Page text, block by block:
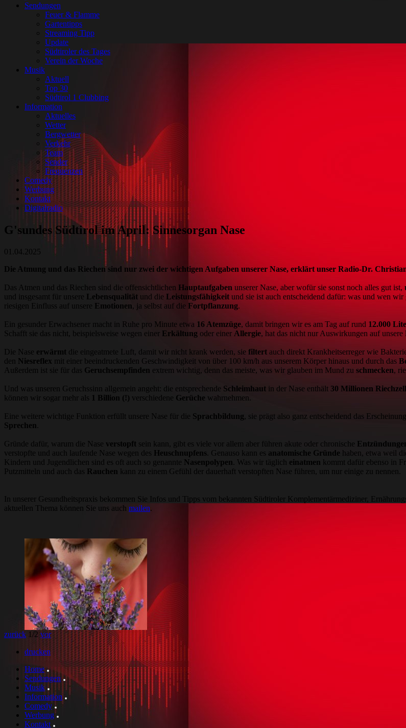
Sendungen
Feuer & Flamme
Gartentipps
Streaming Tipp
Update
Südtiroler des Tages
Verein der Woche
Musik
Aktuell
Top 30
Südtirol 1 Clubbing
Information
Aktuelles
Wetter
Bergwetter
Verkehr
Team
Sender
Frequenzen
Comedy
Werbung
Kontakt
Digitalradio
G'sundes Südtirol im April: Sinnesorgan Nase
01.04.2025
Die Atmung und das Riechen sind nur zwei der wichtigen Aufgaben unserer Nase, erklärt unser Radio-Dr.
Das Atmen und das Riechen sind die offensichtlichen Hauptaufgaben unserer Nase, aber wofür sie sonst noch alles gut ist,
und insgesamt für unsere Lebensqualität und die Leistungsfähigkeit und sie ist auch entscheidend dafür: was und wen wir
riesigen Einfluss auf unsere Emotionen, ja selbst auf die Fortpflanzung.
Ein gesunder Erwachsener macht in Ruhe pro Minute etwa 16 Atemzüge, damit bringen wir es am Tag auf rund 12.000
Schafft sie das nicht, beispielsweise wegen einer Erkältung oder einer Allergie, hat das nicht nur Auswirkungen auf unsere
Die Nase erwärmt die eingeatmete Luft, damit wir nicht krank werden, sie filtert auch direkt Krankheitserreger wie
den Niesreflex mit einer beeindruckenden Geschwindigkeit von über 100 km/h aus unserem Körper hinaus und durch das
Außerdem ist sie für das Geruchsempfinden extrem wichtig, denn das meiste, was wir glauben im Mund zu schmecken,
Und was unseren Geruchssinn allgemein angeht: die entsprechende Schleimhaut in der Nase enthält 30 Millionen
können wir sogar mehr als 1 Billion (!) verschiedene Gerüche wahrnehmen.
Eine weitere wichtige Funktion erfüllt unsere Nase für die Sprachbildung, sie prägt also ganz entscheidend das
Sprechen
Gründe dafür, warum die Nase verstopft sein kann, gibt es viele vor allem aber führen akute oder chronische
verstopfte und auch laufende Nase wegen des Heuschnupfens . Genauso kann es anatomische Gründe haben, etwa weil
Kindern und Jugendlichen sind es oft auch so genannte Nasenpolypen . Was wir täglich einatmen kommt dafür ebenso in
Putzmitteln und auch das Rauchen kann zu einem Gefühl der dauerhaft verstopften Nase führen, um nur einige zu nennen.
In unserer Gesundheitspraxis bekommen Sie Infos und Tipps vom bekannten Südtiroler Komplementärmediziner,
aktuellen Thema können Sie uns auch mailen.
zurück 1/2 vor
drucken
Home
Sendungen
Musik
Information
Comedy
Werbung
Kontakt